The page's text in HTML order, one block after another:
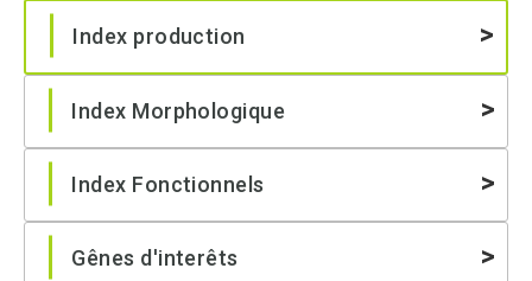
Index Morphologique
Index production
Index Fonctionnels
Gênes d'interêts